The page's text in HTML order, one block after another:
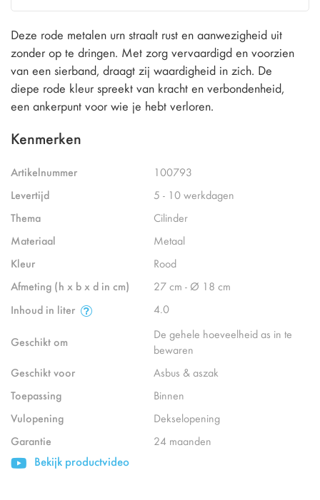
Deze rode metalen urn straalt rust en aanwezigheid uit
zonder op te dringen. Met zorg vervaardigd en voorzien
van een sierband, draagt zij waardigheid in zich. De
diepe rode kleur spreekt van kracht en verbondenheid,
een ankerpunt voor wie je hebt verloren.
Kenmerken
Artikelnummer
100793
Levertijd
5 - 10 werkdagen
Thema
Cilinder
Materiaal
Metaal
Kleur
Rood
Afmeting (h x b x d in cm)
27 cm - Ø 18 cm
Inhoud in liter
4.0
Geschikt om
De gehele hoeveelheid as in te
bewaren
Geschikt voor
Asbus & aszak
Toepassing
Binnen
Vulopening
Dekselopening
Garantie
24 maanden
Bekijk productvideo